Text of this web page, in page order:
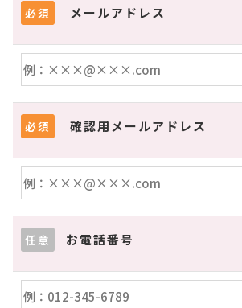
必須 メールアドレス
必須 確認用メールアドレス
任意 お電話番号